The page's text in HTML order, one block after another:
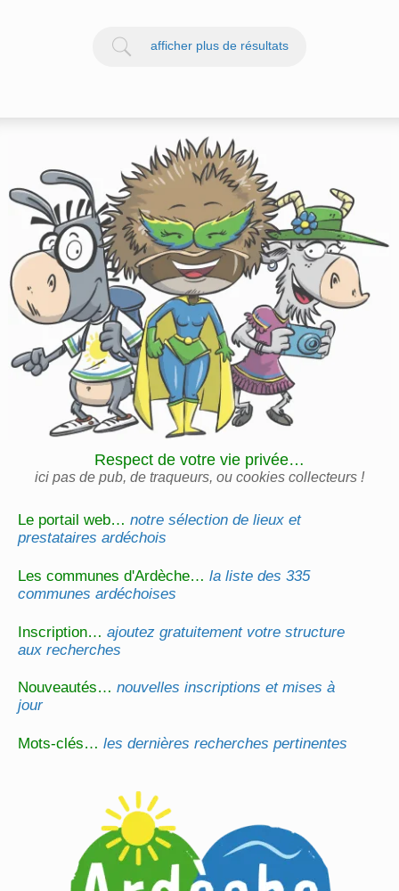
afficher plus de résultats
Le portail web…notre sélection de lieux et
prestataires ardéchois
Les communes d'Ardèche…la liste des 335
communes ardéchoises
Inscription…ajoutez gratuitement votre structure
aux recherches
Nouveautés…nouvelles inscriptions et mises à
jour
Mots-clés…les dernières recherches pertinentes
Respect de votre vie privée…
ici pas de pub, de traqueurs, ou cookies collecteurs !